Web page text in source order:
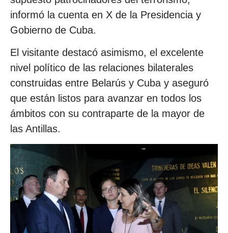
informó la cuenta en X de la Presidencia y
Gobierno de Cuba.
El visitante destacó asimismo, el excelente
nivel político de las relaciones bilaterales
construidas entre Belarús y Cuba y aseguró
que están listos para avanzar en todos los
ámbitos con su contraparte de la mayor de
las Antillas.